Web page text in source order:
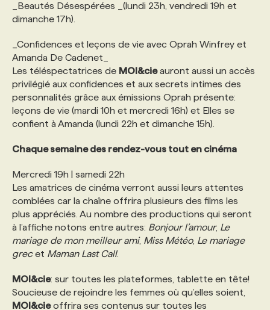
_Beautés Désespérées _(lundi 23h, vendredi 19h et
dimanche 17h).
_Confidences et leçons de vie avec Oprah Winfrey et
Amanda De Cadenet_
Les téléspectatrices de MOI&cieauront aussi un accès
privilégié aux confidences et aux secrets intimes des
personnalités grâce aux émissions Oprah présente:
leçons de vie (mardi 10h et mercredi 16h) et Elles se
confient à Amanda (lundi 22h et dimanche 15h).
Chaque semaine des rendez-vous tout en cinéma
Mercredi 19h | samedi 22h
Les amatrices de cinéma verront aussi leurs attentes
comblées car la chaîne offrira plusieurs des films les
plus appréciés. Au nombre des productions qui seront
à l’affiche notons entre autres: Bonjour l’amour, Le
mariage de mon meilleur ami, Miss Météo, Le mariage
grecet Maman Last Call.
MOI&cie: sur toutes les plateformes, tablette en tête!
Soucieuse de rejoindre les femmes où qu’elles soient,
MOI&cieoffrira ses contenus sur toutes les